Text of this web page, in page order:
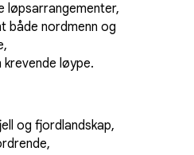
løpsarrangementer,
nordmenn og
krevende løype.
og fjordlandskap,